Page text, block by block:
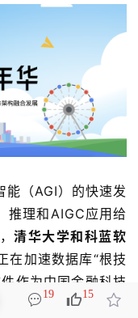
能（AGI）的快速发
推理和AIGC应用给
清华大学和科蓝软
在加速数据库“根技
作为中国金融科技
据库实现了“法律权
19 15